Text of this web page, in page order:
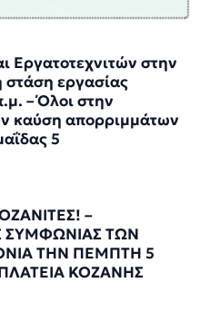
Εργατοτεχνιτών στην
στάση εργασίας
– Όλοι στην
καύση απορριμμάτων
5
–
ΣΥΜΦΩΝΙΑΣ ΤΩΝ
ΤΗΝ ΠΕΜΠΤΗ 5
ΚΟΖΑΝΗΣ